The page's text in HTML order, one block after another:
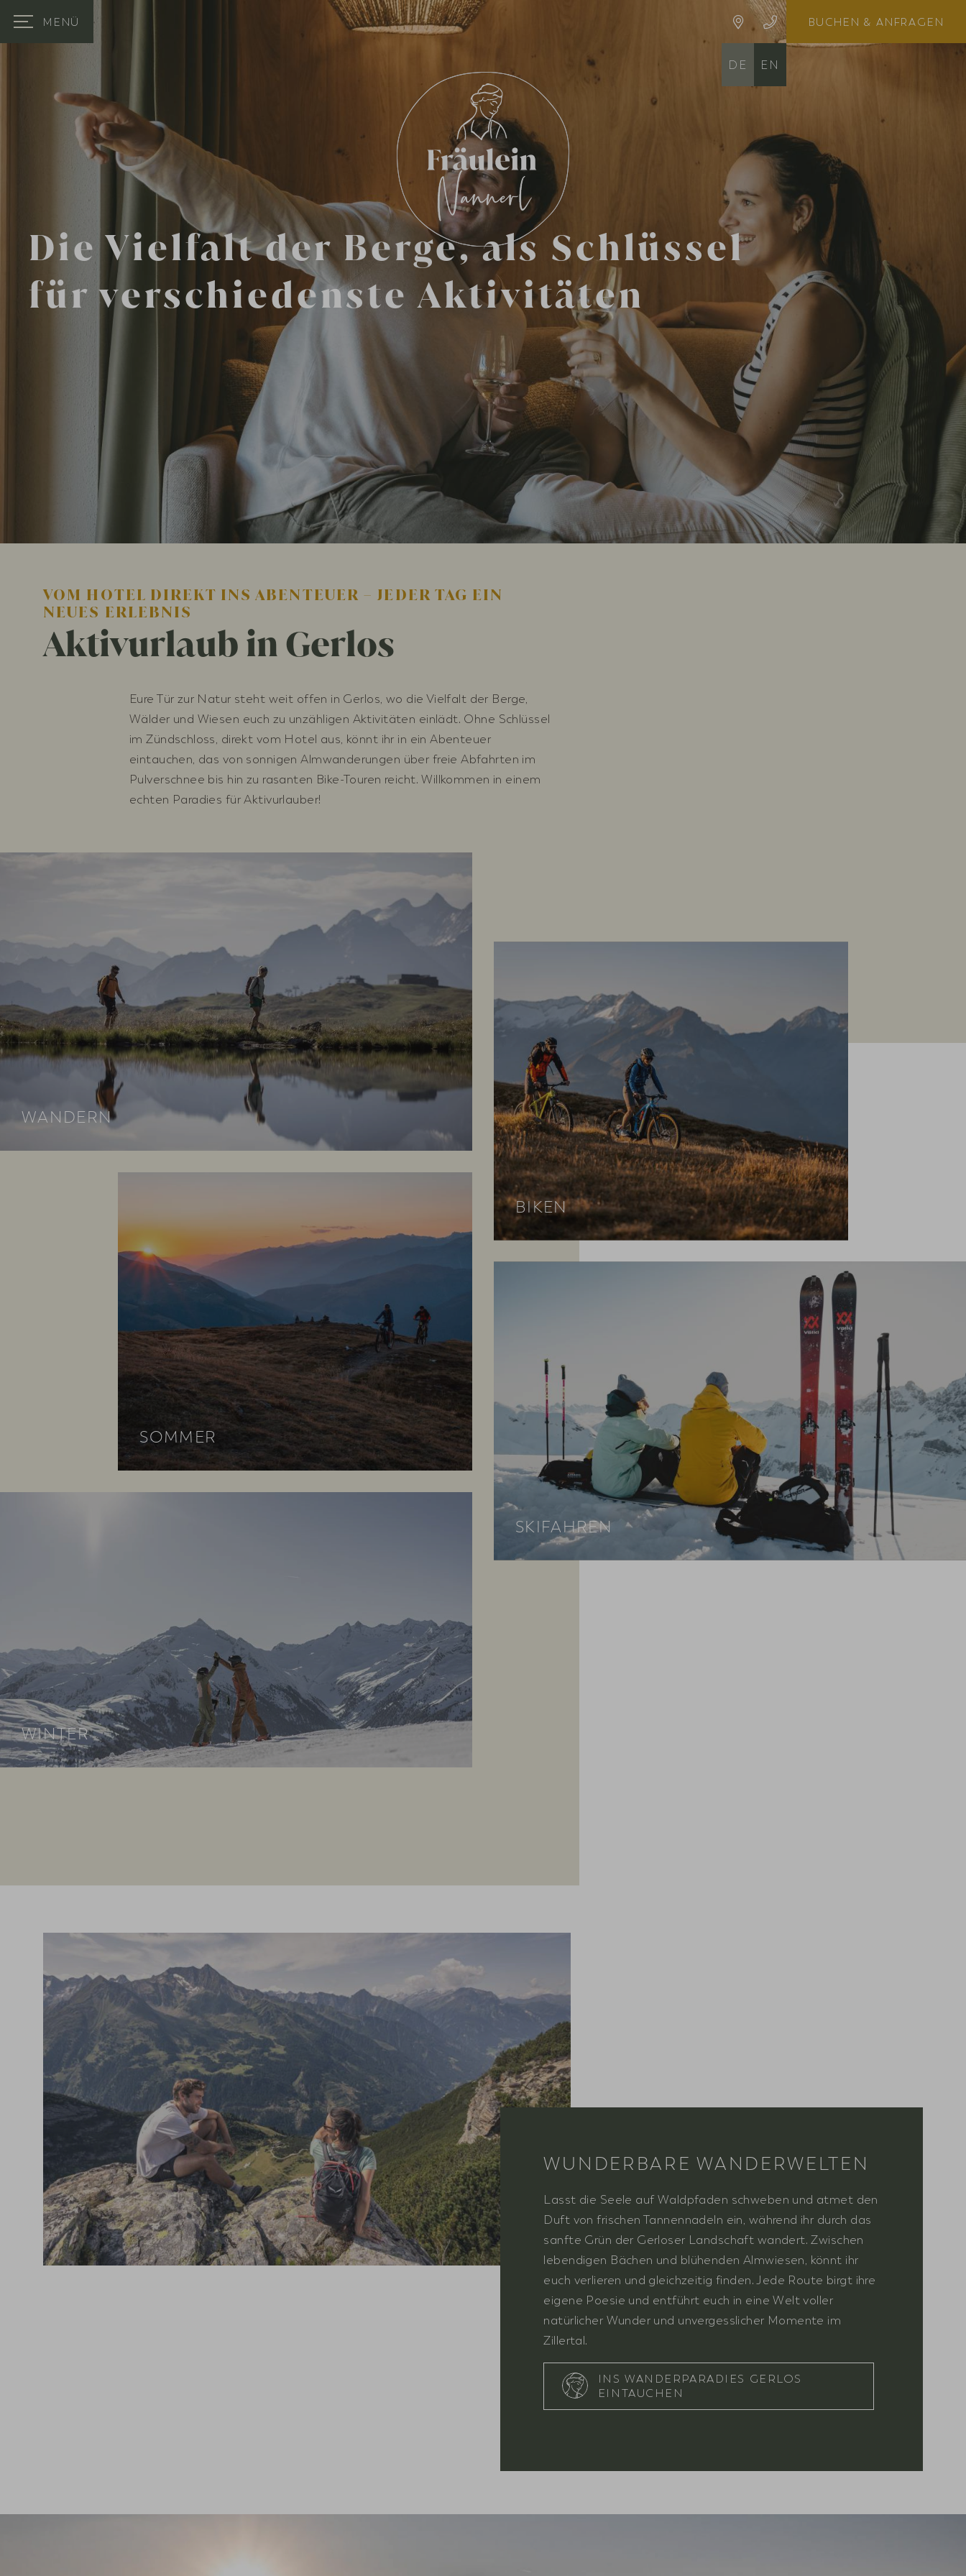
MENÜ
DE EN
BUCHEN & ANFRAGEN
Die Vielfalt der Berge, als Schlüssel
für verschiedenste Aktivitäten
VOM HOTEL DIREKT INS ABENTEUER – JEDER TAG EIN
NEUES ERLEBNIS
Aktivurlaub in Gerlos
Eure Tür zur Natur steht weit offen in Gerlos, wo die Vielfalt der Berge,
Wälder und Wiesen euch zu unzähligen Aktivitäten einlädt. Ohne Schlüssel
im Zündschloss, direkt vom Hotel aus, könnt ihr in ein Abenteuer
eintauchen, das von sonnigen Almwanderungen über freie Abfahrten im
Pulverschnee bis hin zu rasanten Bike-Touren reicht. Willkommen in einem
echten Paradies für Aktivurlauber!
WANDERN
BIKEN
SOMMER
SKIFAHREN
WINTER
WUNDERBARE WANDERWELTEN
Lasst die Seele auf Waldpfaden schweben und atmet den
Duft von frischen Tannennadeln ein, während ihr durch das
sanfte Grün der Gerloser Landschaft wandert. Zwischen
lebendigen Bächen und blühenden Almwiesen, könnt ihr
euch verlieren und gleichzeitig finden. Jede Route birgt ihre
eigene Poesie und entführt euch in eine Welt voller
natürlicher Wunder und unvergesslicher Momente im
Zillertal.
INS WANDERPARADIES GERLOS
EINTAUCHEN